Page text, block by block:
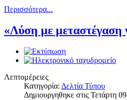
Περισσότερα...
«Λύση με μεταστέγαση
Λεπτομέρειες
Κατηγορία: Δελτία Τύπου
Δημιουργηθηκε στις Τετάρτη